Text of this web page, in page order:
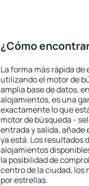
¿Cómo
La forma más rápida
utilizando el motor de
amplia base de datos,
alojamientos, es una
exactamente lo que
motor de búsqueda -
entrada y salida, añade
ya está. Los resultados
alojamientos
la posibilidad de
centro de la ciudad, los
por estrellas.